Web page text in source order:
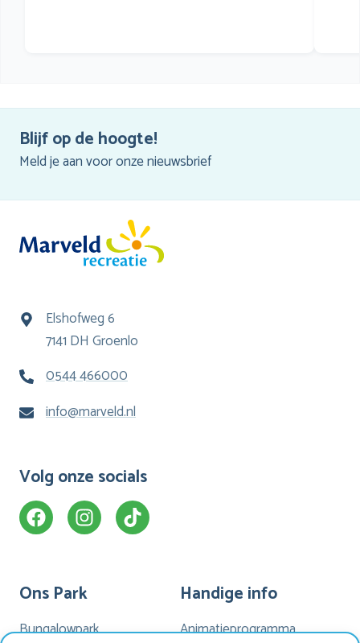
Blijf op de hoogte!
Meld je aan voor onze nieuwsbrief
Elshofweg 6
7141 DH Groenlo
0544 466000
info@marveld.nl
Volg onze socials
Ons Park
Bungalowpark
Handige info
Animatieprogramma